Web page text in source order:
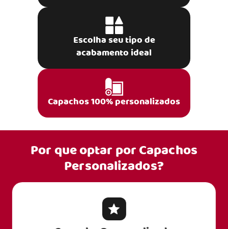
Escolha seu tipo de
acabamento ideal
Capachos 100% personalizados
Por que optar porCapachos
Personalizados?